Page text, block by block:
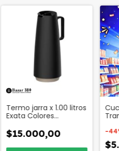
Termo jarra x 1.00 litros
Exata Colores
40460
$15.000,00 -44